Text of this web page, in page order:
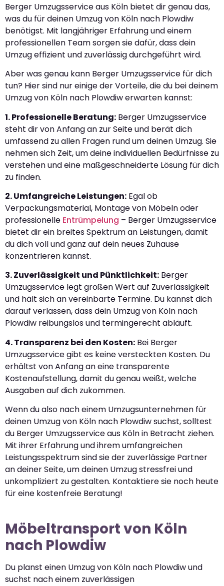
Berger Umzugsservice aus Köln bietet dir genau das,
was du für deinen Umzug von Köln nach Plowdiw
benötigst. Mit langjähriger Erfahrung und einem
professionellen Team sorgen sie dafür, dass dein
Umzug effizient und zuverlässig durchgeführt wird.
Aber was genau kann Berger Umzugsservice für dich
tun? Hier sind nur einige der Vorteile, die du bei deinem
Umzug von Köln nach Plowdiw erwarten kannst:
1. Professionelle Beratung: Berger Umzugsservice
steht dir von Anfang an zur Seite und berät dich
umfassend zu allen Fragen rund um deinen Umzug. Sie
nehmen sich Zeit, um deine individuellen Bedürfnisse zu
verstehen und eine maßgeschneiderte Lösung für dich
zu finden.
2. Umfangreiche Leistungen: Egal ob
Verpackungsmaterial, Montage von Möbeln oder
professionelle Entrümpelung – Berger Umzugsservice
bietet dir ein breites Spektrum an Leistungen, damit
du dich voll und ganz auf dein neues Zuhause
konzentrieren kannst.
3. Zuverlässigkeit und Pünktlichkeit: Berger
Umzugsservice legt großen Wert auf Zuverlässigkeit
und hält sich an vereinbarte Termine. Du kannst dich
darauf verlassen, dass dein Umzug von Köln nach
Plowdiw reibungslos und termingerecht abläuft.
4. Transparenz bei den Kosten: Bei Berger
Umzugsservice gibt es keine versteckten Kosten. Du
erhältst von Anfang an eine transparente
Kostenaufstellung, damit du genau weißt, welche
Ausgaben auf dich zukommen.
Wenn du also nach einem Umzugsunternehmen für
deinen Umzug von Köln nach Plowdiw suchst, solltest
du Berger Umzugsservice aus Köln in Betracht ziehen.
Mit ihrer Erfahrung und ihrem umfangreichen
Leistungsspektrum sind sie der zuverlässige Partner
an deiner Seite, um deinen Umzug stressfrei und
unkompliziert zu gestalten. Kontaktiere sie noch heute
für eine kostenfreie Beratung!
Möbeltransport von Köln
nach Plowdiw
Du planst einen Umzug von Köln nach Plowdiw und
suchst nach einem zuverlässigen